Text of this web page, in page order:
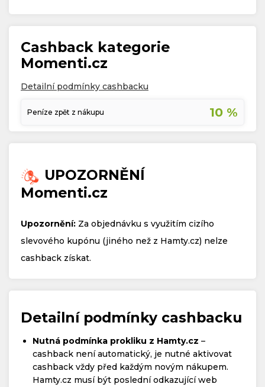
Cashback kategorie
Momenti.cz
Detailní podmínky cashbacku
Peníze zpět z nákupu 10 %
UPOZORNĚNÍ
Momenti.cz
Upozornění: Za objednávku s využitím cizího
slevového kupónu (jiného než z Hamty.cz) nelze
cashback získat.
Detailní podmínky cashbacku
Nutná podmínka prokliku z Hamty.cz –
cashback není automatický, je nutné aktivovat
cashback vždy před každým novým nákupem.
Hamty.cz musí být poslední odkazující web